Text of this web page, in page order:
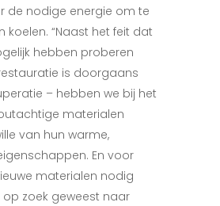
de nodige energie om te
koelen. “Naast het feit dat
hebben proberen
is doorgaans
– hebben we bij het
materialen
van hun warme,
En voor
materialen nodig
op zoek geweest naar